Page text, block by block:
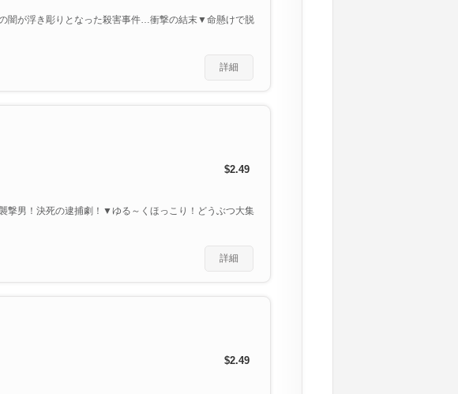
闇が浮き彫りとなった殺害事件…衝撃の結末▼命懸けで脱
詳細
$2.49
撃男！決死の逮捕劇！▼ゆる～くほっこり！どうぶつ大集
詳細
$2.49